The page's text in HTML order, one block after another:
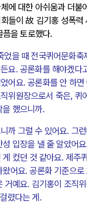
에 대한 아쉬움과 더불
들이 故 김기홍 성폭력
을 토로했다.
었을 때 전국퀴어문화
요. 공론화를 해야겠다
어요. 공론화를 안 하
위원장으로서 죽은, 퀴
했으니까.
까 그럴 수 있어요. 그
입장을 낼 줄 알았어
컸던 것 같아요. 제주
어요. 공론화 기준으
거예요. 김기홍이 조직
렸다는 게.